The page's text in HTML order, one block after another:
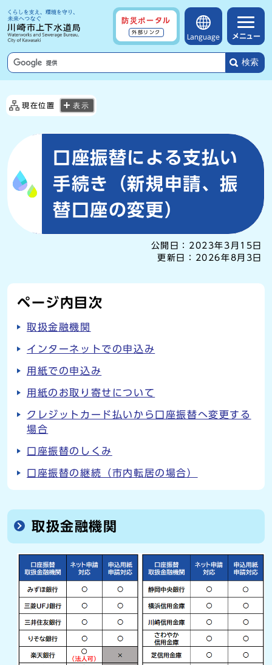
防災ポータル
外部リンク
Language メニュー
検索
現在位置 表示
口座振替による支払い
手続き（新規申請、振
替口座の変更）
公開日： 2023年3月15日
更新日：
2026年8月3日
ページ内目次
取扱金融機関
インターネットでの申込み
用紙での申込み
用紙のお取り寄せについて
クレジットカード払いから口座振替へ変更する
場合
口座振替のしくみ
口座振替の継続（市内転居の場合）
取扱金融機関